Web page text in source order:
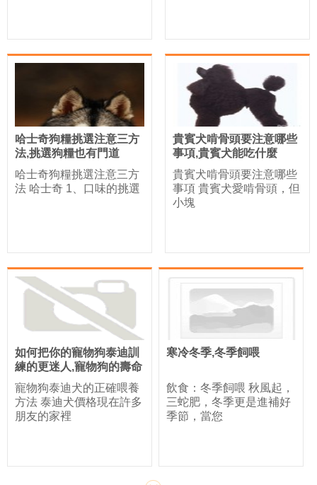
哈士奇狗糧挑選注意三方
法,挑選狗糧也有門道
哈士奇狗糧挑選注意三方
法 哈士奇 1、口味的挑選
貴賓犬啃骨頭要注意哪些
事項,貴賓犬能吃什麼
貴賓犬啃骨頭要注意哪些
事項 貴賓犬愛啃骨頭，但
小塊
如何把你的寵物狗泰迪訓
練的更迷人,寵物狗的壽命
寵物狗泰迪犬的正確喂養
方法 泰迪犬價格現在許多
朋友的家裡
寒冷冬季,冬季飼喂
飲食：冬季飼喂 秋風起，
三蛇肥，冬季更是進補好
季節，當您